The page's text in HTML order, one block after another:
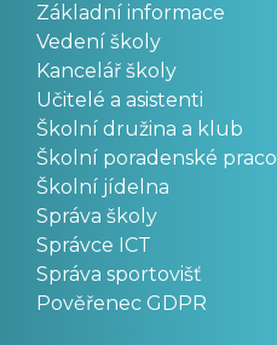
Základní informace
Vedení školy
Kancelář školy
Učitelé a asistenti
Školní družina a klub
Školní poradenské
Školní jídelna
Správa školy
Správce ICT
Správa sportovišť
Pověřenec GDPR